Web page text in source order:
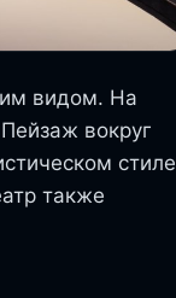
видом. На
вокруг
стиле
также